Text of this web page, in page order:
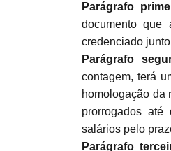
Parágrafo
documento que
credenciado
Parágrafo
contagem, terá
homologação da
prorrogados
salários pelo
Parágrafo